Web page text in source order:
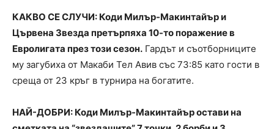
КАКВО СЕ СЛУЧИ: Коди Милър-Макинтайър и
Цървена Звезда претърпяха 10-то поражение в
Евролигата през този сезон. Гардът и съотборниците
му загубиха от Макаби Тел Авив със 73:85 като гости в
среща от 23 кръг в турнира на богатите.
НАЙ-ДОБРИ: Коди Милър-Макинтайър остави на